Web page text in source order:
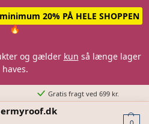
20% PÅ HELE SHOPPEN
🔥
og gælder kun så længe lager
haves.
Gratis fragt ved 699 kr.